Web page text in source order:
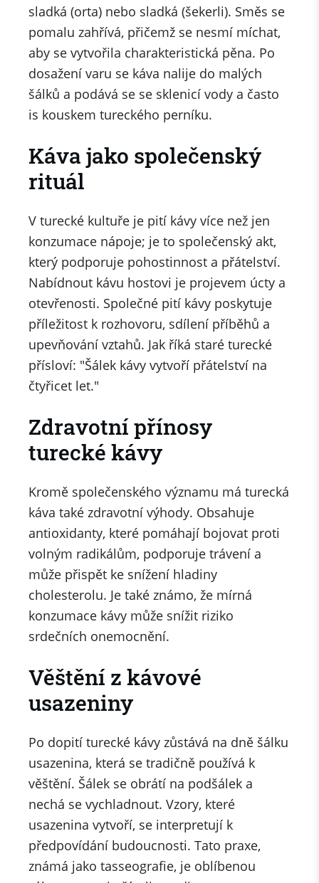
sladká (orta) nebo sladká (šekerli). Směs se
pomalu zahřívá, přičemž se nesmí míchat,
aby se vytvořila charakteristická pěna. Po
dosažení varu se káva nalije do malých
šálků a podává se se sklenicí vody a často
is kouskem tureckého perníku.
Káva jako společenský
rituál
V turecké kultuře je pití kávy více než jen
konzumace nápoje; je to společenský akt,
který podporuje pohostinnost a přátelství.
Nabídnout kávu hostovi je projevem úcty a
otevřenosti. Společné pití kávy poskytuje
příležitost k rozhovoru, sdílení příběhů a
upevňování vztahů. Jak říká staré turecké
přísloví: "Šálek kávy vytvoří přátelství na
čtyřicet let."
Zdravotní přínosy
turecké kávy
Kromě společenského významu má turecká
káva také zdravotní výhody. Obsahuje
antioxidanty, které pomáhají bojovat proti
volným radikálům, podporuje trávení a
může přispět ke snížení hladiny
cholesterolu. Je také známo, že mírná
konzumace kávy může snížit riziko
srdečních onemocnění.
Věštění z kávové
usazeniny
Po dopití turecké kávy zůstává na dně šálku
usazenina, která se tradičně používá k
věštění. Šálek se obrátí na podšálek a
nechá se vychladnout. Vzory, které
usazenina vytvoří, se interpretují k
předpovídání budoucnosti. Tato praxe,
známá jako tasseografie, je oblíbenou